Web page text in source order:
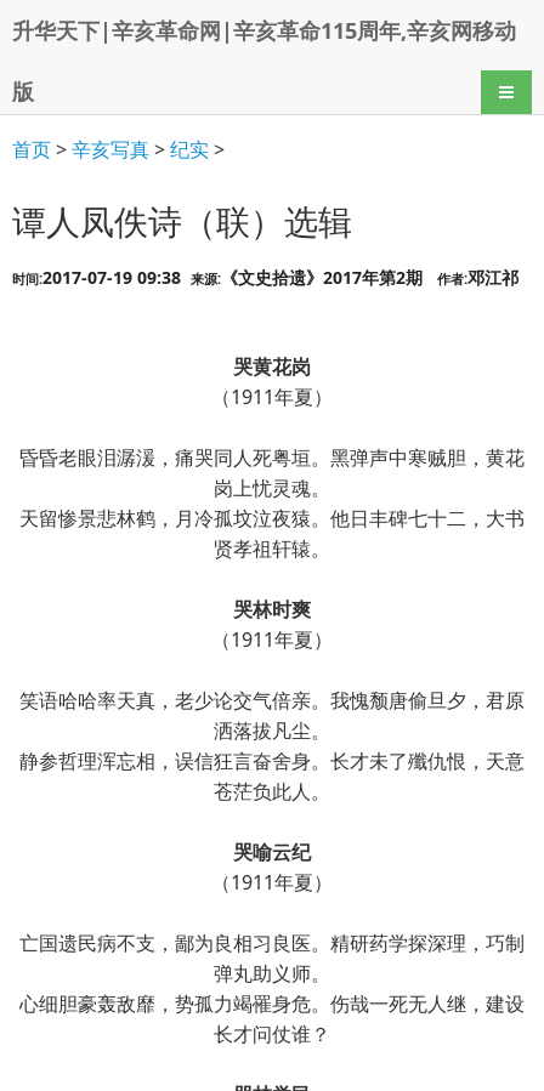
升华天下|辛亥革命网|辛亥革命115周年,辛亥网移动
版 导航
首页>辛亥写真>纪实>
谭人凤佚诗（联）选辑
时间:2017-07-19 09:38 来源: 《文史拾遗》2017年第2期 作者:邓江祁
哭黄花岗
（1911年夏）
昏昏老眼泪潺湲，痛哭同人死粤垣。黑弹声中寒贼胆，黄花
岗上忧灵魂。
天留惨景悲林鹤，月冷孤坟泣夜猿。他日丰碑七十二，大书
贤孝祖轩辕。
哭林时爽
（1911年夏）
笑语哈哈率天真，老少论交气倍亲。我愧颓唐偷旦夕，君原
洒落拔凡尘。
静参哲理浑忘相，误信狂言奋舍身。长才未了殲仇恨，天意
苍茫负此人。
哭喻云纪
（1911年夏）
亡国遗民病不支，鄙为良相习良医。精研药学探深理，巧制
弹丸助义师。
心细胆豪轰敌靡，势孤力竭罹身危。伤哉一死无人继，建设
长才问仗谁？